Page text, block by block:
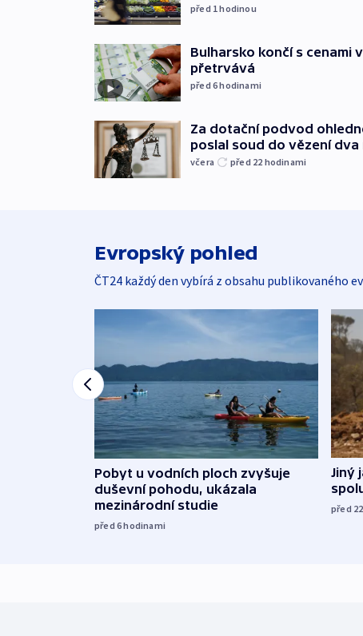
před 1hodinou
Bulharsko končí s cenami
přetrvává
před 6hodinami
Za dotační podvod
poslal soud do vězení dva
včera před 22 hodinami
Evropský pohled
ČT24 každý den vybírá z obsahu publikovaného
Pobyt u vodních ploch zvyšuje
duševní pohodu, ukázala
mezinárodní studie
před 6hodinami
Jiný
před 22